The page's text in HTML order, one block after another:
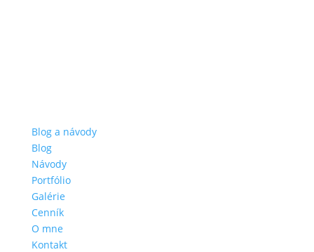
Blog a návody
Blog
Návody
Portfólio
Galérie
Cenník
O mne
Kontakt